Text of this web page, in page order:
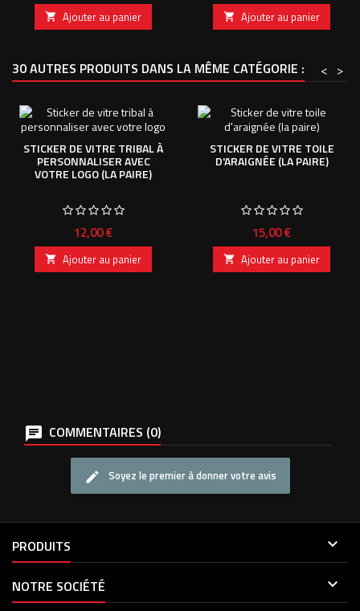
 Ajouter au panier  Ajouter au panier
30 AUTRES PRODUITS DANS LA MÊME CATÉGORIE : >
<
STICKER DE VITRE TRIBAL À
PERSONNALISER AVEC
VOTRE LOGO (LA PAIRE)
Prix
12,00 €
 Ajouter au panier
STICKER DE VITRE TOILE
D'ARAIGNÉE (LA PAIRE)
Prix
15,00 €
 Ajouter au panier
COMMENTAIRES (0)
Soyez le premier à donner votre avis
PRODUITS 
NOTRE SOCIÉTÉ 